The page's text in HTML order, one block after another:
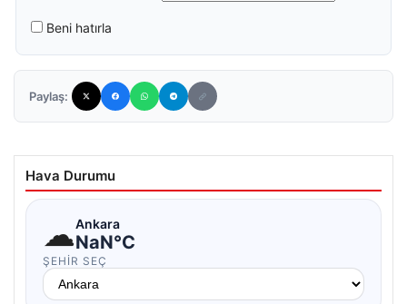
Beni hatırla
Paylaş:
Hava Durumu
☁Ankara
NaN°C
ŞEHIR SEÇ